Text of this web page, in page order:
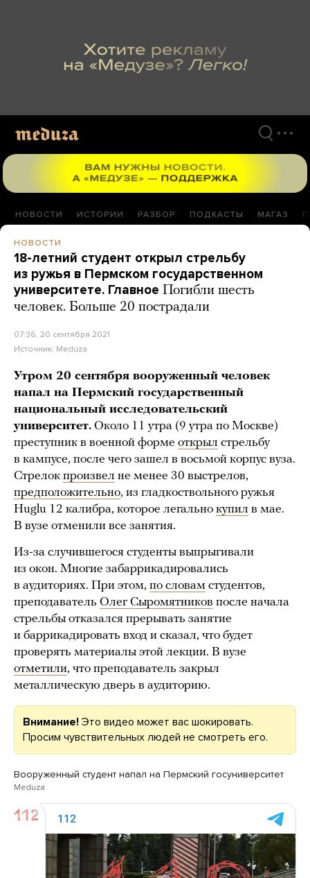
НОВОСТИ ИСТОРИИ РАЗБОР ПОДКАСТЫ МАГАЗ
НОВОСТИ
18-летний студент открыл стрельбу
из ружья в Пермском государственном
университете. Главное Погибли шесть
человек. Больше 20 пострадали
07:36, 20 сентября 2021
Источник: Meduza
Утром 20 сентября вооруженный человек
напал на Пермский государственный
национальный исследовательский
университет. Около 11 утра (9 утра по Москве)
преступник в военной форме открыл стрельбу
в кампусе, после чего зашел в восьмой корпус вуза.
Стрелок произвел не менее 30 выстрелов,
предположительно, из гладкоствольного ружья
Huglu 12 калибра, которое легально купил в мае.
В вузе отменили все занятия.
Из-за случившегося студенты выпрыгивали
из окон. Многие забаррикадировались
в аудиториях. При этом, по словам студентов,
преподаватель Олег Сыромятников после начала
стрельбы отказался прерывать занятие
и баррикадировать вход и сказал, что будет
проверять материалы этой лекции. В вузе
отметили, что преподаватель закрыл
металлическую дверь в аудиторию.
Внимание! Это видео может вас шокировать.
Просим чувствительных людей не смотреть его.
Вооруженный студент напал на Пермский госуниверситет
Meduza